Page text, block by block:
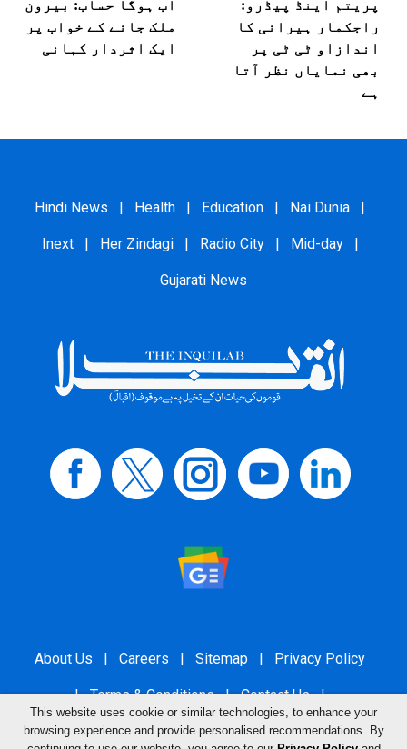
پریتم اینڈ پیڈرو:
راجکمار ہیرانی کا
اندازاو ٹی ٹی پر
بھی نمایاں نظر آتا
ہے
اب ہوگا حساب: بیرون
ملک جانے کے خواب پر
ایک اثردار کہانی
Hindi News | Health | Education | Nai Dunia |
Inext | Her Zindagi | Radio City | Mid-day |
Gujarati News
About Us | Careers | Sitemap | Privacy Policy
| Terms & Conditions | Contact Us |
Grievance Redressal
This website uses cookie or similar technologies, to enhance your
browsing experience and provide personalised recommendations. By